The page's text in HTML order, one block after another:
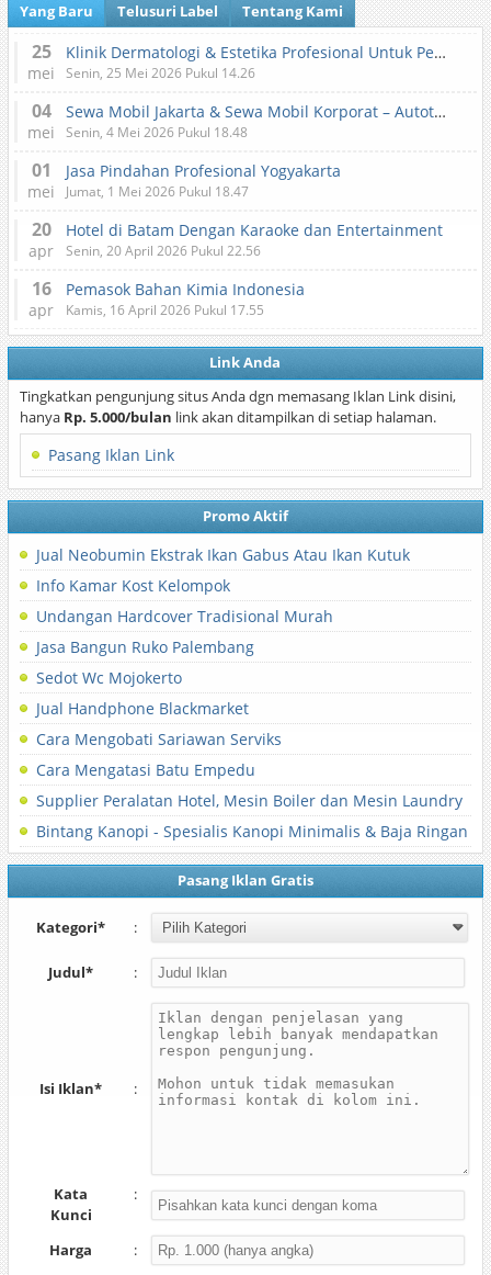
Yang Baru Telusuri Label Tentang Kami
25
mei
Klinik Dermatologi & Estetika Profesional Untuk Perawatan Kulit dan Kecantikan
Senin, 25 Mei 2026 Pukul 14.26
04
mei
Sewa Mobil Jakarta & Sewa Mobil Korporat – Autotranz Indonesia
Senin, 4 Mei 2026 Pukul 18.48
01
mei
Jasa Pindahan Profesional Yogyakarta
Jumat, 1 Mei 2026 Pukul 18.47
20
apr
Hotel di Batam Dengan Karaoke dan Entertainment
Senin, 20 April 2026 Pukul 22.56
16
apr
Pemasok Bahan Kimia Indonesia
Kamis, 16 April 2026 Pukul 17.55
Link Anda
Tingkatkan pengunjung situs Anda dgn memasang Iklan Link disini,
hanya Rp. 5.000/bulan link akan ditampilkan di setiap halaman.
Pasang Iklan Link
Promo Aktif
Jual Neobumin Ekstrak Ikan Gabus Atau Ikan Kutuk
Info Kamar Kost Kelompok
Undangan Hardcover Tradisional Murah
Jasa Bangun Ruko Palembang
Sedot Wc Mojokerto
Jual Handphone Blackmarket
Cara Mengobati Sariawan Serviks
Cara Mengatasi Batu Empedu
Supplier Peralatan Hotel, Mesin Boiler dan Mesin Laundry
Bintang Kanopi - Spesialis Kanopi Minimalis & Baja Ringan
Pasang Iklan Gratis
Kategori* :
Judul* :
Isi Iklan* :
Kata
Kunci
:
Harga :